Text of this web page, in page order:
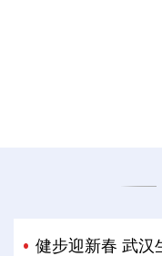
健步迎新春 武汉